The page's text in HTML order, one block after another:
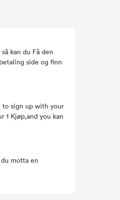
kan du Få den
side og finn
to sign up with your
1 Kjøp,and you kan
motta en